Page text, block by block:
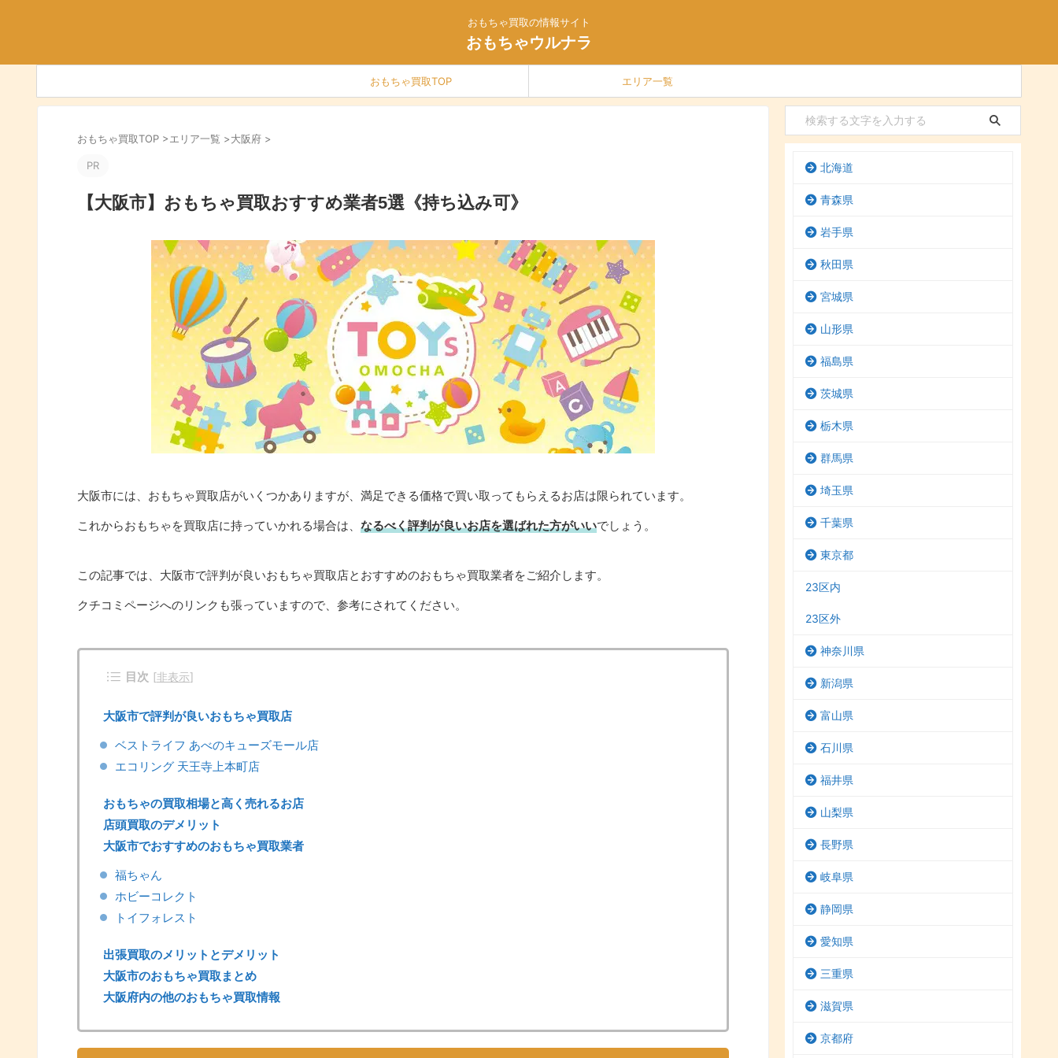
おもちゃ買取の情報サイト
おもちゃウルナラ
おもちゃ買取TOP エリア一覧
おもちゃ買取TOP >エリア一覧 >大阪府 >
PR
【大阪市】おもちゃ買取おすすめ業者5選《持ち込み可》
大阪市には、おもちゃ買取店がいくつかありますが、満足できる価格で買い取ってもらえるお店は限られています。
これからおもちゃを買取店に持っていかれる場合は、 なるべく評判が良いお店を選ばれた方がいいでしょう。
この記事では、大阪市で評判が良いおもちゃ買取店とおすすめのおもちゃ買取業者をご紹介します。
クチコミページへのリンクも張っていますので、参考にされてください。
目次 [非表示]
大阪市で評判が良いおもちゃ買取店
ベストライフ あべのキューズモール店
エコリング 天王寺上本町店
おもちゃの買取相場と高く売れるお店
店頭買取のデメリット
大阪市でおすすめのおもちゃ買取業者
福ちゃん
ホビーコレクト
トイフォレスト
出張買取のメリットとデメリット
大阪市のおもちゃ買取まとめ
大阪府内の他のおもちゃ買取情報
北海道
青森県
岩手県
秋田県
宮城県
山形県
福島県
茨城県
栃木県
群馬県
埼玉県
千葉県
東京都
23区内
23区外
神奈川県
新潟県
富山県
石川県
福井県
山梨県
長野県
岐阜県
静岡県
愛知県
三重県
滋賀県
京都府